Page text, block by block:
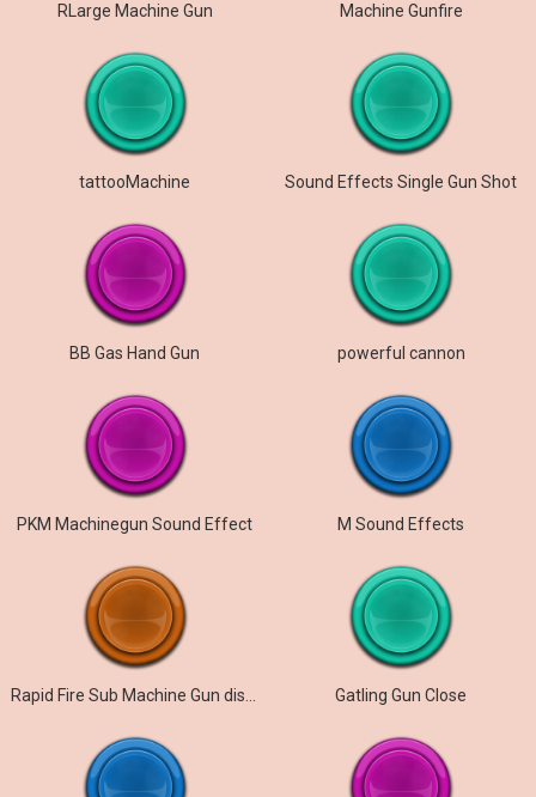
RLarge Machine Gun Machine Gunfire
tattooMachine Sound Effects Single Gun Shot
BB Gas Hand Gun powerful cannon
PKM Machinegun Sound Effect M Sound Effects
Gatling Gun Close